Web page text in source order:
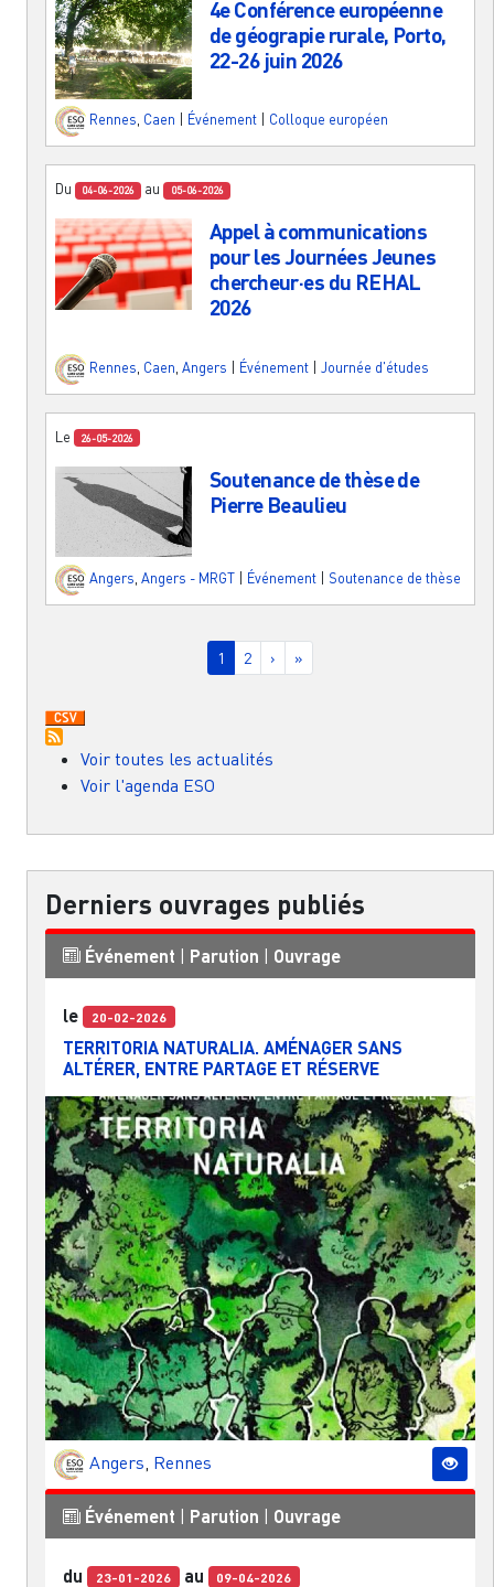
4e Conférence européenne
de géograpie rurale, Porto,
22-26 juin 2026
Rennes, Caen Événement Colloque européen
Du 04-06-2026 au 05-06-2026
Appel à communications
pour les Journées Jeunes
chercheur·es du REHAL
2026
Rennes Caen Angers Événement Journée d'études
Le 26-05-2026
Soutenance de thèse de
Pierre Beaulieu
Angers Angers - MRGT Événement Soutenance de thèse
Page courante
1 Page
2 Page suivante
› Dernière page
»
Voir toutes les actualités
Voir l'agenda ESO
Derniers ouvrages publiés
Événement | Parution | Ouvrage
le 20-02-2026
TERRITORIA NATURALIA. AMÉNAGER SANS
ALTÉRER, ENTRE PARTAGE ET RÉSERVE
Angers Rennes
Événement Parution Ouvrage
du 23-01-2026 au 09-04-2026